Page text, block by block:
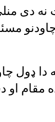
دی
دا ډول
مقام او